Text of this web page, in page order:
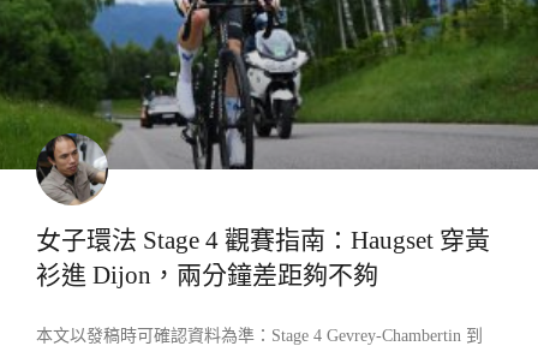
女子環法 Stage 4 觀賽指南：Haugset 穿黃
衫進 Dijon，兩分鐘差距夠不夠
本文以發稿時可確認資料為準：Stage 4 Gevrey-Chambertin 到